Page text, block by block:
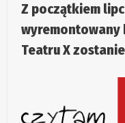
Z początkiem
wyremontowany
Teatru X